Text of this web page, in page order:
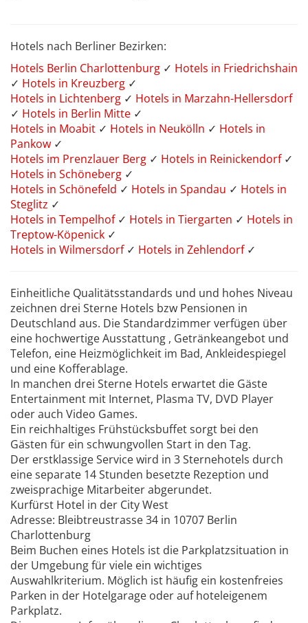
Hotels nach Berliner Bezirken:
Hotels Berlin Charlottenburg ✓ Hotels in Friedrichshain
✓ Hotels in Kreuzberg ✓
Hotels in Lichtenberg ✓ Hotels in Marzahn-Hellersdorf
✓ Hotels in Berlin Mitte ✓
Hotels in Moabit ✓ Hotels in Neukölln ✓ Hotels in
Pankow ✓
Hotels im Prenzlauer Berg ✓ Hotels in Reinickendorf ✓
Hotels in Schöneberg ✓
Hotels in Schönefeld ✓ Hotels in Spandau ✓ Hotels in
Steglitz ✓
Hotels in Tempelhof ✓ Hotels in Tiergarten ✓ Hotels in
Treptow-Köpenick ✓
Hotels in Wilmersdorf ✓ Hotels in Zehlendorf✓
Einheitliche Qualitätsstandards und und hohes Niveau
zeichnen drei Sterne Hotels bzw Pensionen in
Deutschland aus. Die Standardzimmer verfügen über
eine hochwertige Ausstattung , Getränkeangebot und
Telefon, eine Heizmöglichkeit im Bad, Ankleidespiegel
und eine Kofferablage.
In manchen drei Sterne Hotels erwartet die Gäste
Entertainment mit Internet, Plasma TV, DVD Player
oder auch Video Games.
Ein reichhaltiges Frühstücksbuffet sorgt bei den
Gästen für ein schwungvollen Start in den Tag.
Der erstklassige Service wird in 3 Sternehotels durch
eine separate 14 Stunden besetzte Rezeption und
zweisprachige Mitarbeiter abgerundet.
Kurfürst Hotel in der City West
Adresse: Bleibtreustrasse 34 in 10707 Berlin
Charlottenburg
Beim Buchen eines Hotels ist die Parkplatzsituation in
der Umgebung für viele ein wichtiges
Auswahlkriterium. Möglich ist häufig ein kostenfreies
Parken in der Hotelgarage oder auf hoteleigenem
Parkplatz.